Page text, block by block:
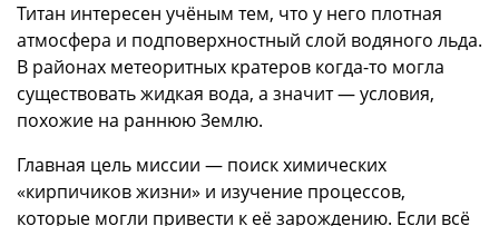
Титан интересен учёным тем, что у него плотная
атмосфера и подповерхностный слой водяного льда.
В районах метеоритных кратеров когда-то могла
существовать жидкая вода, а значит — условия,
похожие на раннюю Землю.
Главная цель миссии — поиск химических
«кирпичиков жизни» и изучение процессов,
которые могли привести к её зарождению. Если всё